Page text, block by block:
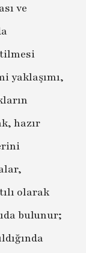
ve
yaklaşımı,
hazır
olarak
bulunur;